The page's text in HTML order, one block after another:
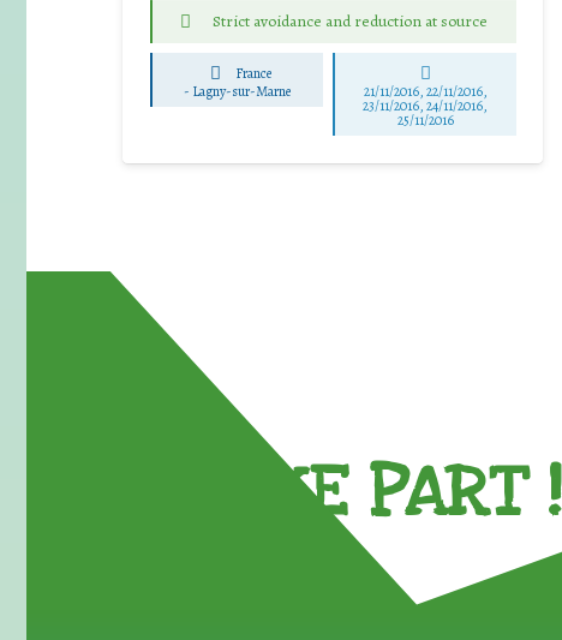
Strict avoidance and reduction at source
France
- Lagny-sur-Marne 21/11/2016, 22/11/2016,
23/11/2016, 24/11/2016,
25/11/2016
TAKE PART !